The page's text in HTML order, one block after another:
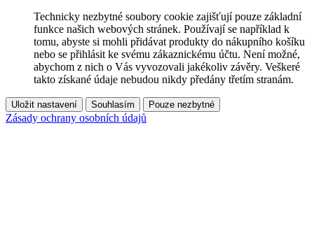
Technicky nezbytné soubory cookie zajišťují pouze základní
funkce našich webových stránek. Používají se například k
tomu, abyste si mohli přidávat produkty do nákupního košíku
nebo se přihlásit ke svému zákaznickému účtu. Není možné,
abychom z nich o Vás vyvozovali jakékoliv závěry. Veškeré
takto získané údaje nebudou nikdy předány třetím stranám.
Uložit nastavení Souhlasím Pouze nezbytné
Zásady ochrany osobních údajů